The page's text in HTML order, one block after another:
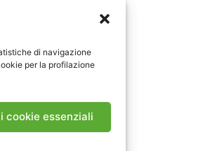
di navigazione
per la profilazione
cookie essenziali
approccio, inoltre,
utili per l’analisi di
una previsione del
valutarne la
ed efficace i
del servizio